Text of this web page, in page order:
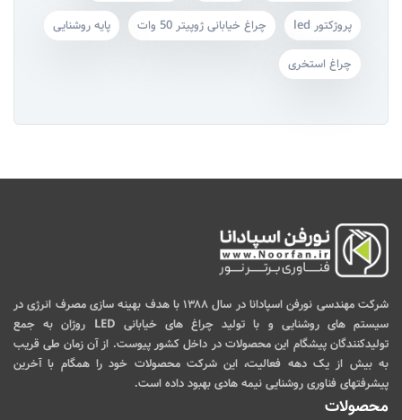
پروژکتور led چراغ خیابانی ژوپیتر 50 وات پایه روشنایی
چراغ استخری
شرکت مهندسی نورفن اسپادانا در سال ۱۳۸۸ با هدف بهینه سازی مصرف انرژی در
سیستم های روشنایی و با تولید چراغ های خیابانی LED روژان به جمع
تولیدکنندگان پیشگام این محصولات در داخل کشور پیوست. از آن زمان طی قریب
به بیش از یک دهه فعالیت، این شرکت محصولات خود را همگام با آخرین
پیشرفتهای فناوری روشنایی نیمه هادی بهبود داده است.
محصولات